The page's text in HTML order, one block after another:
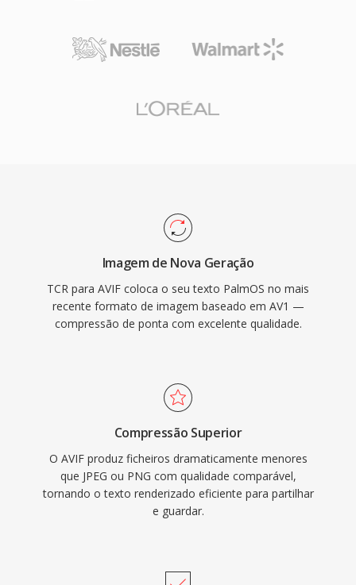
Imagem de Nova Geração
TCR para AVIF coloca o seu texto PalmOS no mais
recente formato de imagem baseado em AV1 —
compressão de ponta com excelente qualidade.
Compressão Superior
O AVIF produz ficheiros dramaticamente menores
que JPEG ou PNG com qualidade comparável,
tornando o texto renderizado eficiente para partilhar
e guardar.